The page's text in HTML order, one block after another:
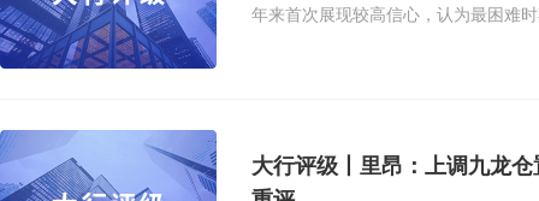
年来首次展现较高信心，认为最困难
大行评级丨里昂：上调九龙